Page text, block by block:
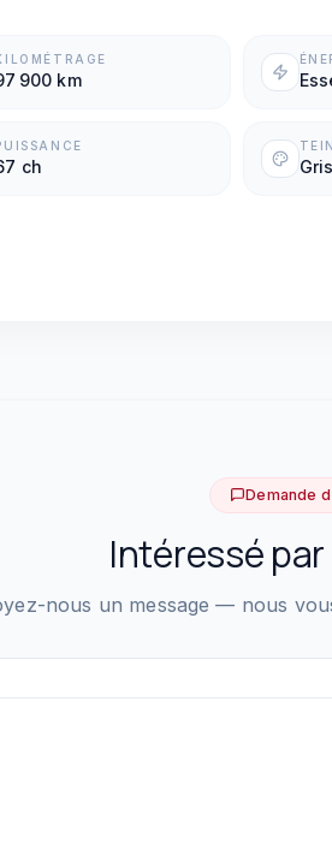
900 km
ch
Demande
Intéressé
nous un message — nous